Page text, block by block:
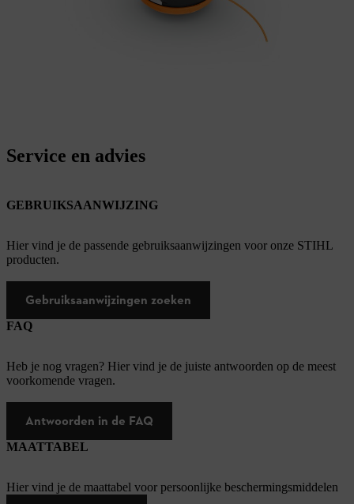
Service en advies
GEBRUIKSAANWIJZING
Hier vind je de passende gebruiksaanwijzingen voor onze STIHL
producten.
Gebruiksaanwijzingen zoeken
FAQ
Heb je nog vragen? Hier vind je de juiste antwoorden op de meest
voorkomende vragen.
Antwoorden in de FAQ
MAATTABEL
Hier vind je de maattabel voor persoonlijke beschermingsmiddelen